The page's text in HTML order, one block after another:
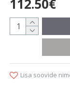
112.50€
Lisa soovide